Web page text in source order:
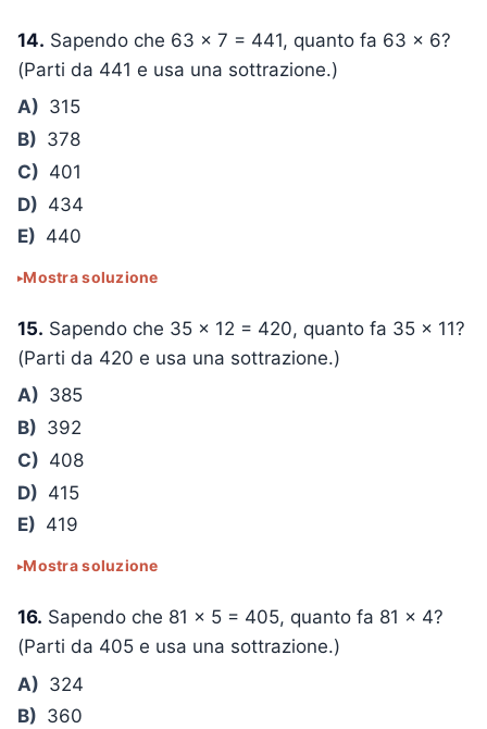
14. Sapendo che 63 × 7 = 441, quanto fa 63 × 6?
(Parti da 441 e usa una sottrazione.)
A) 315
B) 378
C) 401
D) 434
E) 440
Mostra soluzione
15. Sapendo che 35 × 12 = 420, quanto fa 35 × 11?
(Parti da 420 e usa una sottrazione.)
A) 385
B) 392
C) 408
D) 415
E) 419
Mostra soluzione
16. Sapendo che 81 × 5 = 405, quanto fa 81 × 4?
(Parti da 405 e usa una sottrazione.)
A) 324
B) 360